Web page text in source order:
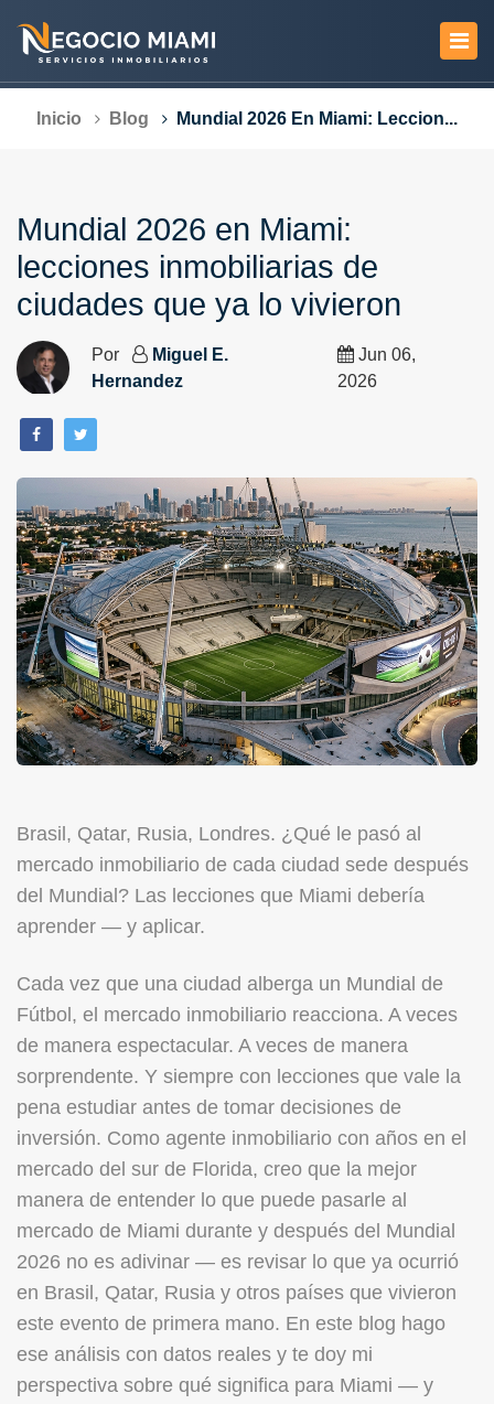
Inicio Blog Mundial 2026 En Miami: Leccion...
Mundial 2026 en Miami:
lecciones inmobiliarias de
ciudades que ya lo vivieron
Por
Miguel E.
Hernandez
Jun 06,
2026
Brasil, Qatar, Rusia, Londres. ¿Qué le pasó al
mercado inmobiliario de cada ciudad sede después
del Mundial? Las lecciones que Miami debería
aprender — y aplicar.
Cada vez que una ciudad alberga un Mundial de
Fútbol, el mercado inmobiliario reacciona. A veces
de manera espectacular. A veces de manera
sorprendente. Y siempre con lecciones que vale la
pena estudiar antes de tomar decisiones de
inversión. Como agente inmobiliario con años en el
mercado del sur de Florida, creo que la mejor
manera de entender lo que puede pasarle al
mercado de Miami durante y después del Mundial
2026 no es adivinar — es revisar lo que ya ocurrió
en Brasil, Qatar, Rusia y otros países que vivieron
este evento de primera mano. En este blog hago
ese análisis con datos reales y te doy mi
perspectiva sobre qué significa para Miami — y